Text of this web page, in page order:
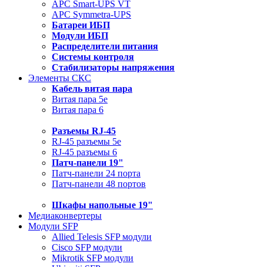
APC Smart-UPS VT
APC Symmetra-UPS
Батареи ИБП
Модули ИБП
Распределители питания
Системы контроля
Стабилизаторы напряжения
Элементы СКС
Кабель витая пара
Витая пара 5e
Витая пара 6
Разъемы RJ-45
RJ-45 разъемы 5e
RJ-45 разъемы 6
Патч-панели 19"
Патч-панели 24 порта
Патч-панели 48 портов
Шкафы напольные 19"
Медиаконвертеры
Модули SFP
Allied Telesis SFP модули
Cisco SFP модули
Mikrotik SFP модули